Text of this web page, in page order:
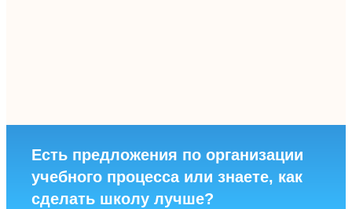
Есть предложения по организации
учебного процесса или знаете, как
сделать школу лучше?